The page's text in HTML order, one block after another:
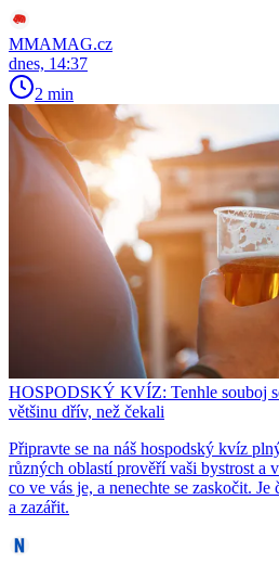
MMAMAG.cz
dnes, 14:37
2 min
HOSPODSKÝ KVÍZ: Tenhle souboj
většinu dřív, než čekali
Připravte se na náš hospodský kvíz
různých oblastí prověří vaši bystrost a
co ve vás je, a nenechte se zaskočit.
a zazářit.